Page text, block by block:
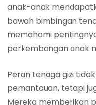
anak-anak
bawah bimbingan
memahami
perkembangan anak
Peran tenaga gizi
pemantauan, tetapi
Mereka memberikan